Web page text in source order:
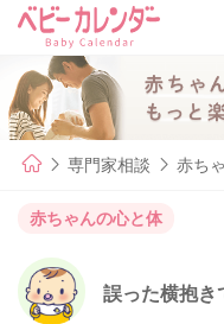
専門家相談 赤ち
赤ちゃんの心と体
誤った横抱き